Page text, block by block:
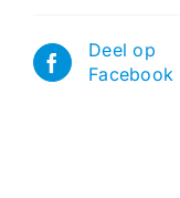
Deel op
Facebook